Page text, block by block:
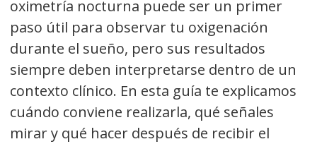
oximetría nocturna puede ser un primer
paso útil para observar tu oxigenación
durante el sueño, pero sus resultados
siempre deben interpretarse dentro de un
contexto clínico. En esta guía te explicamos
cuándo conviene realizarla, qué señales
mirar y qué hacer después de recibir el